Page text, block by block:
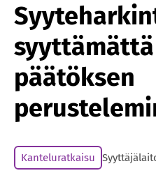
päätöksen
Kanteluratkaisu